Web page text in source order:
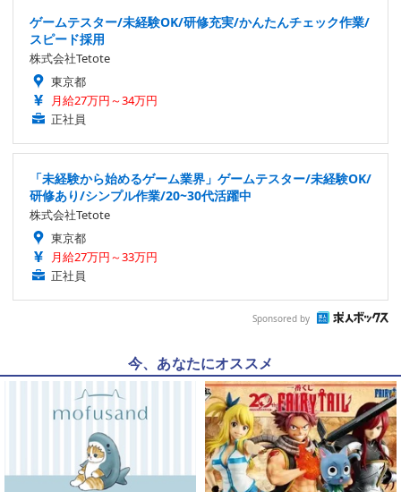
ゲームテスター/未経験OK/研修充実/かんたんチェック作業/
スピード採用
株式会社Tetote
東京都
月給27万円～34万円
正社員
「未経験から始めるゲーム業界」ゲームテスター/未経験OK/
研修あり/シンプル作業/20~30代活躍中
株式会社Tetote
東京都
月給27万円～33万円
正社員
Sponsored by
今、あなたにオススメ